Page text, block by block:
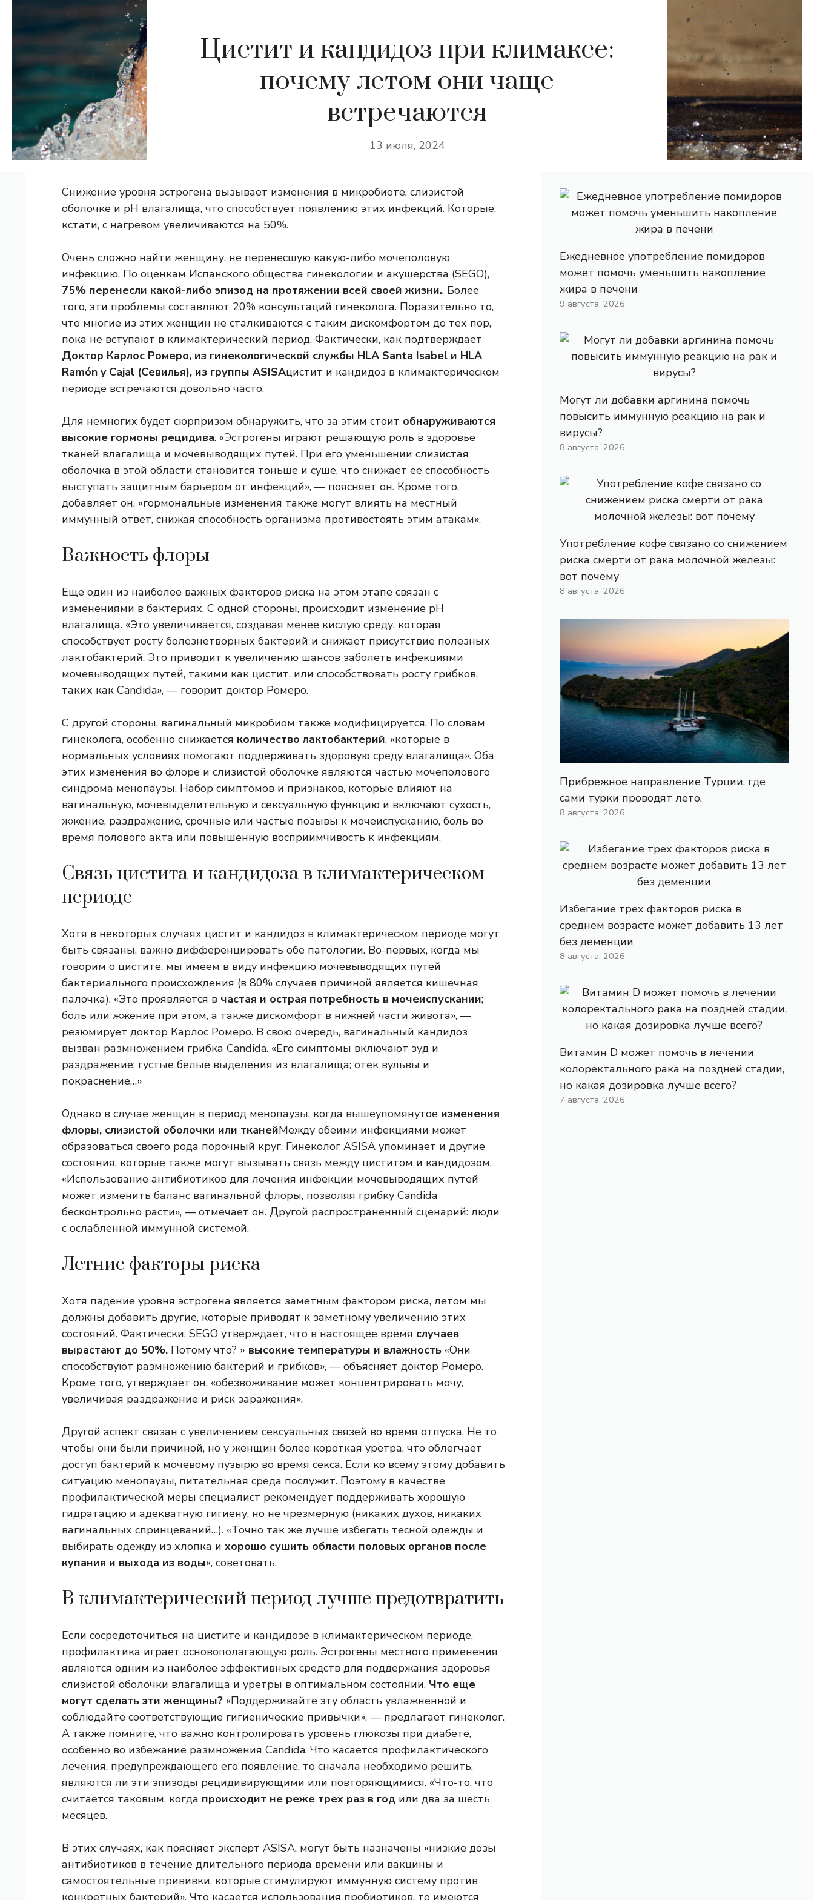
Цистит и кандидоз при климаксе:
почему летом они чаще
встречаются
13 июля, 2024
Снижение уровня эстрогена вызывает изменения в микробиоте, слизистой
оболочке и рН влагалища, что способствует появлению этих инфекций. Которые,
кстати, с нагревом увеличиваются на 50%.
Очень сложно найти женщину, не перенесшую какую-либо мочеполовую
инфекцию. По оценкам Испанского общества гинекологии и акушерства (SEGO),
75% перенесли какой-либо эпизод на протяжении всей своей жизни.. Более
того, эти проблемы составляют 20% консультаций гинеколога. Поразительно то,
что многие из этих женщин не сталкиваются с таким дискомфортом до тех пор,
пока не вступают в климактерический период. Фактически, как подтверждает
Доктор Карлос Ромеро, из гинекологической службы HLA Santa Isabel и HLA
Ramón y Cajal (Севилья), из группы ASISAцистит и кандидоз в климактерическом
периоде встречаются довольно часто.
Для немногих будет сюрпризом обнаружить, что за этим стоит обнаруживаются
высокие гормоны рецидива. «Эстрогены играют решающую роль в здоровье
тканей влагалища и мочевыводящих путей. При его уменьшении слизистая
оболочка в этой области становится тоньше и суше, что снижает ее способность
выступать защитным барьером от инфекций», — поясняет он. Кроме того,
добавляет он, «гормональные изменения также могут влиять на местный
иммунный ответ, снижая способность организма противостоять этим атакам».
Важность флоры
Еще один из наиболее важных факторов риска на этом этапе связан с
изменениями в бактериях. С одной стороны, происходит изменение рН
влагалища. «Это увеличивается, создавая менее кислую среду, которая
способствует росту болезнетворных бактерий и снижает присутствие полезных
лактобактерий. Это приводит к увеличению шансов заболеть инфекциями
мочевыводящих путей, такими как цистит, или способствовать росту грибков,
таких как Candida», — говорит доктор Ромеро.
С другой стороны, вагинальный микробиом также модифицируется. По словам
гинеколога, особенно снижается количество лактобактерий, «которые в
нормальных условиях помогают поддерживать здоровую среду влагалища». Оба
этих изменения во флоре и слизистой оболочке являются частью мочеполового
синдрома менопаузы. Набор симптомов и признаков, которые влияют на
вагинальную, мочевыделительную и сексуальную функцию и включают сухость,
жжение, раздражение, срочные или частые позывы к мочеиспусканию, боль во
время полового акта или повышенную восприимчивость к инфекциям.
Связь цистита и кандидоза в климактерическом
периоде
Хотя в некоторых случаях цистит и кандидоз в климактерическом периоде могут
быть связаны, важно дифференцировать обе патологии. Во-первых, когда мы
говорим о цистите, мы имеем в виду инфекцию мочевыводящих путей
бактериального происхождения (в 80% случаев причиной является кишечная
палочка). «Это проявляется в частая и острая потребность в мочеиспускании;
боль или жжение при этом, а также дискомфорт в нижней части живота», —
резюмирует доктор Карлос Ромеро. В свою очередь, вагинальный кандидоз
вызван размножением грибка Candida. «Его симптомы включают зуд и
раздражение; густые белые выделения из влагалища; отек вульвы и
покраснение…»
Однако в случае женщин в период менопаузы, когда вышеупомянутое изменения
флоры, слизистой оболочки или тканейМежду обеими инфекциями может
образоваться своего рода порочный круг. Гинеколог ASISA упоминает и другие
состояния, которые также могут вызывать связь между циститом и кандидозом.
«Использование антибиотиков для лечения инфекции мочевыводящих путей
может изменить баланс вагинальной флоры, позволяя грибку Candida
бесконтрольно расти», — отмечает он. Другой распространенный сценарий: люди
с ослабленной иммунной системой.
Летние факторы риска
Хотя падение уровня эстрогена является заметным фактором риска, летом мы
должны добавить другие, которые приводят к заметному увеличению этих
состояний. Фактически, SEGO утверждает, что в настоящее время случаев
вырастают до 50%. Потому что? » высокие температуры и влажность «Они
способствуют размножению бактерий и грибков», — объясняет доктор Ромеро.
Кроме того, утверждает он, «обезвоживание может концентрировать мочу,
увеличивая раздражение и риск заражения».
Другой аспект связан с увеличением сексуальных связей во время отпуска. Не то
чтобы они были причиной, но у женщин более короткая уретра, что облегчает
доступ бактерий к мочевому пузырю во время секса. Если ко всему этому добавить
ситуацию менопаузы, питательная среда послужит. Поэтому в качестве
профилактической меры специалист рекомендует поддерживать хорошую
гидратацию и адекватную гигиену, но не чрезмерную (никаких духов, никаких
вагинальных спринцеваний…). «Точно так же лучше избегать тесной одежды и
выбирать одежду из хлопка и хорошо сушить области половых органов после
купания и выхода из воды«, советовать.
В климактерический период лучше предотвратить
Если сосредоточиться на цистите и кандидозе в климактерическом периоде,
профилактика играет основополагающую роль. Эстрогены местного применения
являются одним из наиболее эффективных средств для поддержания здоровья
слизистой оболочки влагалища и уретры в оптимальном состоянии. Что еще
могут сделать эти женщины? «Поддерживайте эту область увлажненной и
соблюдайте соответствующие гигиенические привычки», — предлагает гинеколог.
А также помните, что важно контролировать уровень глюкозы при диабете,
особенно во избежание размножения Candida. Что касается профилактического
лечения, предупреждающего его появление, то сначала необходимо решить,
являются ли эти эпизоды рецидивирующими или повторяющимися. «Что-то, что
считается таковым, когда происходит не реже трех раз в год или два за шесть
месяцев.
В этих случаях, как поясняет эксперт ASISA, могут быть назначены «низкие дозы
антибиотиков в течение длительного периода времени или вакцины и
самостоятельные прививки, которые стимулируют иммунную систему против
Ежедневное употребление помидоров
может помочь уменьшить накопление
жира в печени
9 августа, 2026
Могут ли добавки аргинина помочь
повысить иммунную реакцию на рак и
вирусы?
8 августа, 2026
Употребление кофе связано со снижением
риска смерти от рака молочной железы:
вот почему
8 августа, 2026
Прибрежное направление Турции, где
сами турки проводят лето.
8 августа, 2026
Избегание трех факторов риска в
среднем возрасте может добавить 13 лет
без деменции
8 августа, 2026
Витамин D может помочь в лечении
колоректального рака на поздней стадии,
но какая дозировка лучше всего?
7 августа, 2026